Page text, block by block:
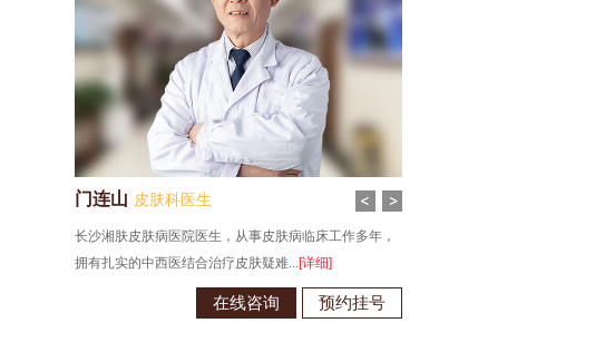
门连山 皮肤科医生
长沙湘肤皮肤病医院医生，从事皮肤病临床工作多年，
拥有扎实的中西医结合治疗皮肤疑难...[详细]
在线咨询 预约挂号